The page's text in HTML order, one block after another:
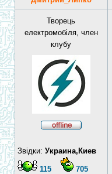
Творець
електромобіля, член
клубу
Звідки: Украина,Киев
115
705